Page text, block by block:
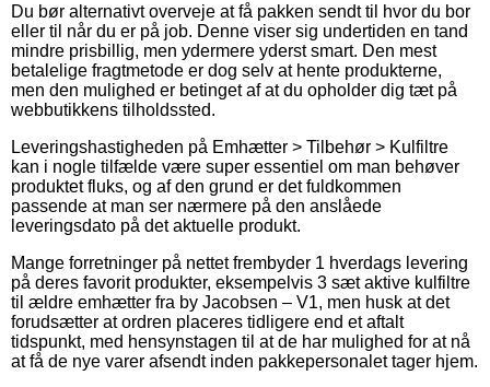
Du bør alternativt overveje at få pakken sendt til hvor du bor
eller til når du er på job. Denne viser sig undertiden en tand
mindre prisbillig, men ydermere yderst smart. Den mest
betalelige fragtmetode er dog selv at hente produkterne,
men den mulighed er betinget af at du opholder dig tæt på
webbutikkens tilholdssted.
Leveringshastigheden på Emhætter > Tilbehør > Kulfiltre
kan i nogle tilfælde være super essentiel om man behøver
produktet fluks, og af den grund er det fuldkommen
passende at man ser nærmere på den anslåede
leveringsdato på det aktuelle produkt.
Mange forretninger på nettet frembyder 1 hverdags levering
på deres favorit produkter, eksempelvis 3 sæt aktive kulfiltre
til ældre emhætter fra by Jacobsen – V1, men husk at det
forudsætter at ordren placeres tidligere end et aftalt
tidspunkt, med hensynstagen til at de har mulighed for at nå
at få de nye varer afsendt inden pakkepersonalet tager hjem.